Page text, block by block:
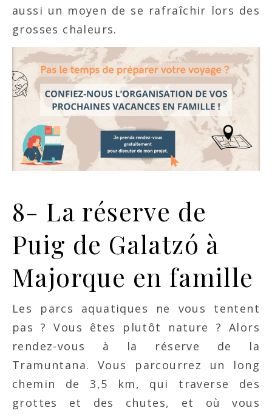
aussi un moyen de se rafraîchir lors des
grosses chaleurs.
8- La réserve de
Puig de Galatzó à
Majorque en famille
Les parcs aquatiques ne vous tentent
pas ? Vous êtes plutôt nature ? Alors
rendez-vous à la réserve de la
Tramuntana. Vous parcourrez un long
chemin de 3,5 km, qui traverse des
grottes et des chutes, et où vous